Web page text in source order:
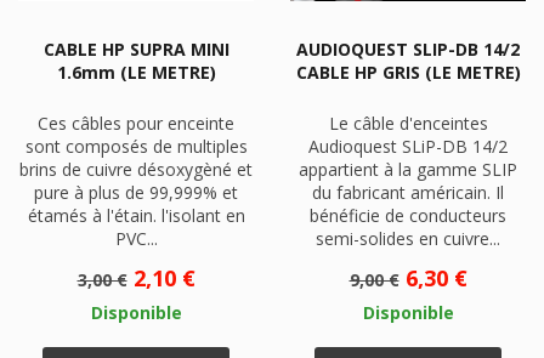
CABLE HP SUPRA MINI
1.6mm (LE METRE)
Ces câbles pour enceinte
sont composés de multiples
brins de cuivre désoxygèné et
pure à plus de 99,999% et
étamés à l'étain. l'isolant en
PVC...
Prix
de
base
3,00 € Prix
2,10 €
Disponible
AUDIOQUEST SLIP-DB 14/2
CABLE HP GRIS (LE METRE)
Le câble d'enceintes
Audioquest SLiP-DB 14/2
appartient à la gamme SLIP
du fabricant américain. Il
bénéficie de conducteurs
semi-solides en cuivre...
Prix
de
base
9,00 € Prix
6,30 €
Disponible